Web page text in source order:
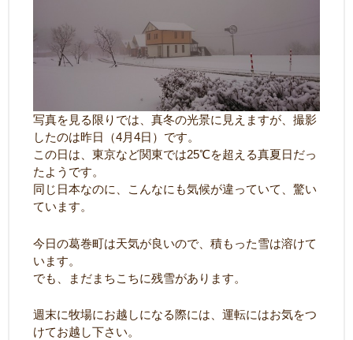
写真を見る限りでは、真冬の光景に見えますが、撮影
したのは昨日（4月4日）です。
この日は、東京など関東では25℃を超える真夏日だっ
たようです。
同じ日本なのに、こんなにも気候が違っていて、驚い
ています。
今日の葛巻町は天気が良いので、積もった雪は溶けて
います。
でも、まだまちこちに残雪があります。
週末に牧場にお越しになる際には、運転にはお気をつ
けてお越し下さい。